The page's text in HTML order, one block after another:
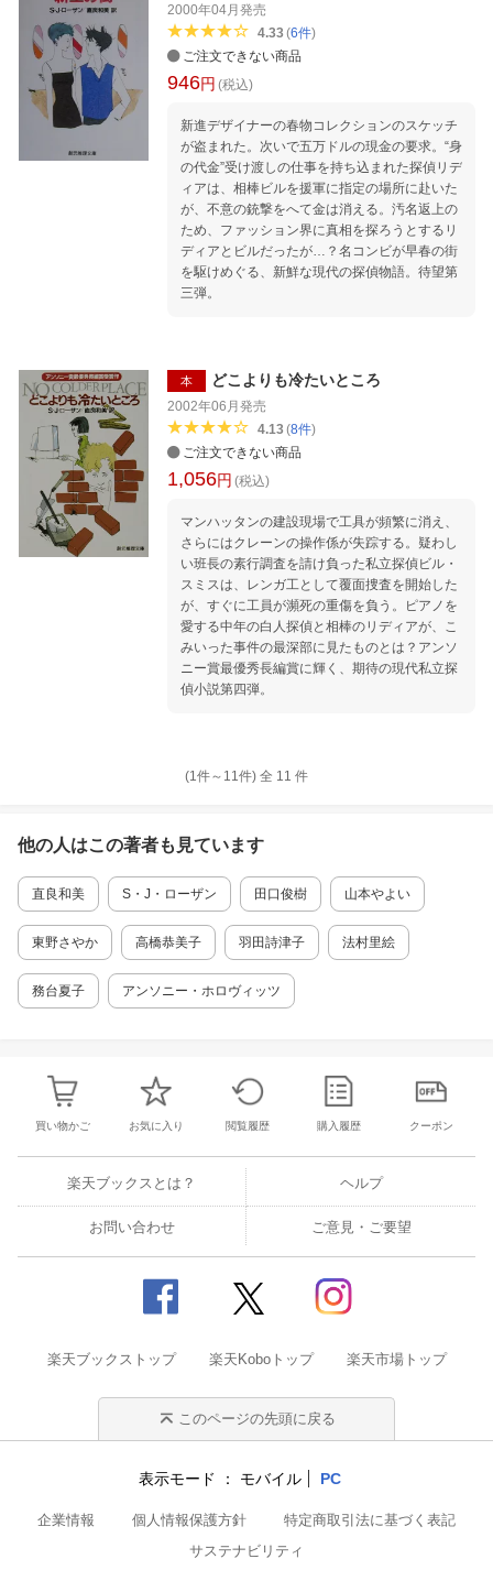
2000年04月発売
4.33(6件)
ご注文できない商品
946円 (税込)
新進デザイナーの春物コレクションのスケッチ
が盗まれた。次いで五万ドルの現金の要求。“身
の代金”受け渡しの仕事を持ち込まれた探偵リデ
ィアは、相棒ビルを援軍に指定の場所に赴いた
が、不意の銃撃をへて金は消える。汚名返上の
ため、ファッション界に真相を探ろうとするリ
ディアとビルだったが…？名コンビが早春の街
を駆けめぐる、新鮮な現代の探偵物語。待望第
三弾。
本 どこよりも冷たいところ
2002年06月発売
4.13(8件)
ご注文できない商品
1,056円 (税込)
マンハッタンの建設現場で工具が頻繁に消え、
さらにはクレーンの操作係が失踪する。疑わし
い班長の素行調査を請け負った私立探偵ビル・
スミスは、レンガ工として覆面捜査を開始した
が、すぐに工員が瀕死の重傷を負う。ピアノを
愛する中年の白人探偵と相棒のリディアが、こ
みいった事件の最深部に見たものとは？アンソ
ニー賞最優秀長編賞に輝く、期待の現代私立探
偵小説第四弾。
(1件～ 11 件) 全 11 件
他の人はこの著者も見ています
直良和美 S・J・ローザン 田口俊樹 山本やよい
東野さやか 高橋恭美子 羽田詩津子 法村里絵
務台夏子 アンソニー・ホロヴィッツ
買い物かご お気に入り 閲覧履歴 購入履歴 クーポン
楽天ブックスとは？ ヘルプ
お問い合わせ ご意見・ご要望
楽天ブックストップ 楽天Koboトップ 楽天市場トップ
このページの先頭に戻る
表示モード モバイル PC
企業情報 個人情報保護方針
特定商取引法に基づく表記
サステナビリティ